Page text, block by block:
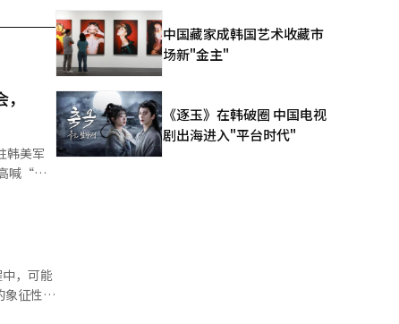
韩美军
行为”的
象征性建
习
中国藏家成韩国艺术收藏市
场新"金主"
《逐玉》在韩破圈 中国电视
剧出海进入"平台时代"